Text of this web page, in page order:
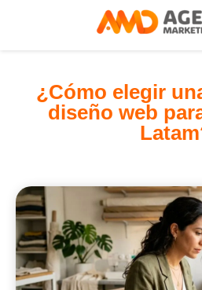
¿Cómo elegir
diseño web